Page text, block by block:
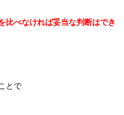
比べなければ妥当な判断はでき
とで